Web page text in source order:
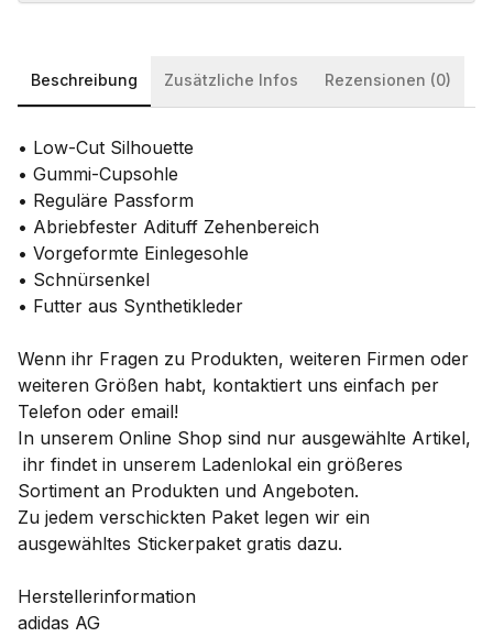
Beschreibung Zusätzliche Infos Rezensionen (0)
• Low-Cut Silhouette
• Gummi-Cupsohle
• Reguläre Passform
• Abriebfester Adituff Zehenbereich
• Vorgeformte Einlegesohle
• Schnürsenkel
• Futter aus Synthetikleder
Wenn ihr Fragen zu Produkten, weiteren Firmen oder
weiteren Größen habt, kontaktiert uns einfach per
Telefon oder email!
In unserem Online Shop sind nur ausgewählte Artikel,
ihr findet in unserem Ladenlokal ein größeres
Sortiment an Produkten und Angeboten.
Zu jedem verschickten Paket legen wir ein
ausgewähltes Stickerpaket gratis dazu.
Herstellerinformation
adidas AG